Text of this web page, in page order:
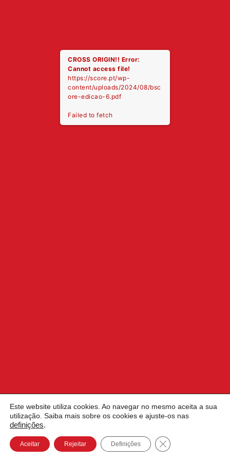
CROSS ORIGIN!! Error:
Cannot access file!
https://score.pt/wp-
content/uploads/2024/08/bsc
ore-edicao-6.pdf
Failed to fetch
Este website utiliza cookies. Ao navegar no mesmo aceita a sua
utilização. Saiba mais sobre os cookies e ajuste-os nas
definições.
Aceitar Rejeitar Definições Close GDPR